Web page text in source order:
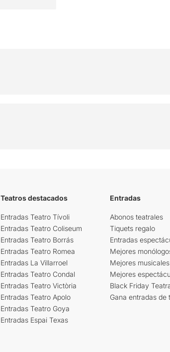
Teatros destacados
Entradas Teatro Tívoli
Entradas Teatro Coliseum
Entradas Teatro Borrás
Entradas Teatro Romea
Entradas La Villarroel
Entradas Teatro Condal
Entradas Teatro Victòria
Entradas Teatro Apolo
Entradas Teatro Goya
Entradas Espai Texas
Entradas
Abonos teatrales
Tiquets regalo
Entradas
Mejores
Mejores musicales
Mejores
Black Friday
Gana entradas